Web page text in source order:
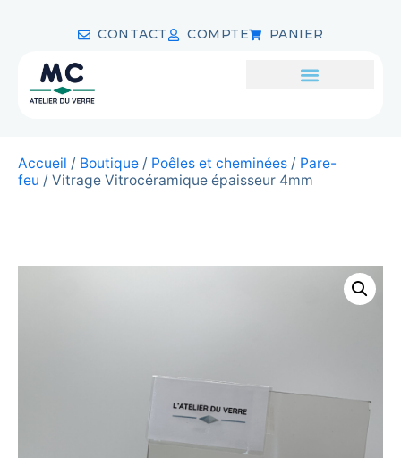
CONTACT COMPTE PANIER
Accueil / Boutique / Poêles et cheminées / Pare-
feu / Vitrage Vitrocéramique épaisseur 4mm